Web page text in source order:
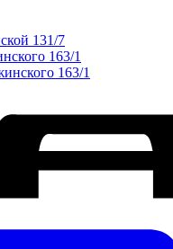
131/7
163/1
163/1